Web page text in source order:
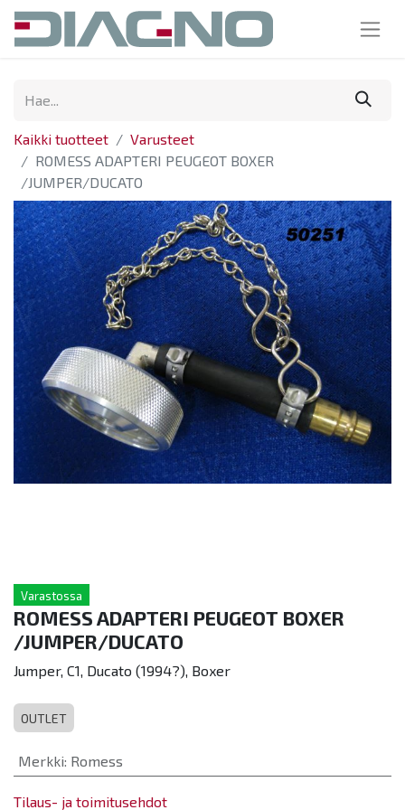
Kaikki tuotteet
Varusteet
ROMESS ADAPTERI PEUGEOT BOXER
/JUMPER/DUCATO
Varastossa
ROMESS ADAPTERI PEUGEOT BOXER
/JUMPER/DUCATO
Jumper, C1, Ducato (1994?), Boxer
OUTLET
Merkki: Romess
Tilaus- ja toimitusehdot